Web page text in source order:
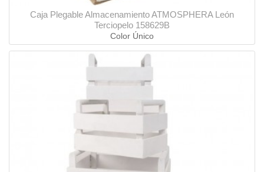
Caja Plegable Almacenamiento ATMOSPHERA León
Terciopelo 158629B
Color Único